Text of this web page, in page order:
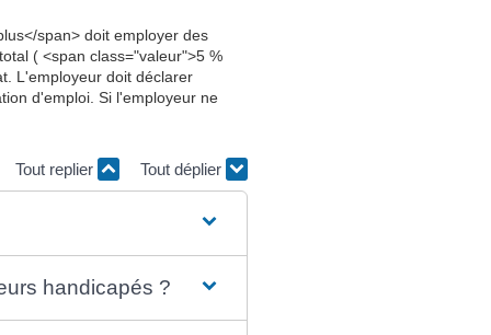
span> doit employer des
( <span class="valeur">5 %
L'employeur doit déclarer
d'emploi. Si l'employeur ne
Tout replier Tout déplier
handicapés ?